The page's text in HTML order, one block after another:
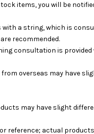
items, you will be
with a string, which is
recommended.
consultation is provided
overseas may have
may have slight
reference; actual